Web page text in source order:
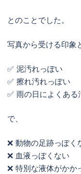
とのことでした。
写真から受ける印象
✅ 泥汚れっぽい
✅ 擦れ汚れっぽい
✅ 雨の日によくある
で、
❌ 動物の足跡っぽく
❌ 血液っぽくない
❌ 特別な液体がかか